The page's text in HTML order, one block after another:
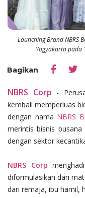
Launching Brand NBRS
Yogyakarta pada
Bagikan
NBRS Corp -
kembali memperluas
dengan nama NBRS
merintis bisnis
dengan sektor
NBRS Corp
diformulasikan dari
dari remaja, ibu hamil,